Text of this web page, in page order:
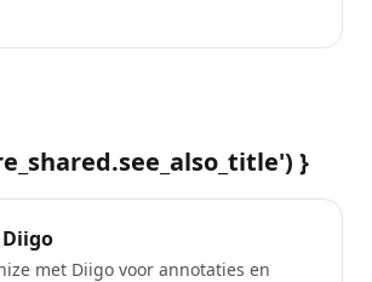
}
met Diigo voor annotaties en